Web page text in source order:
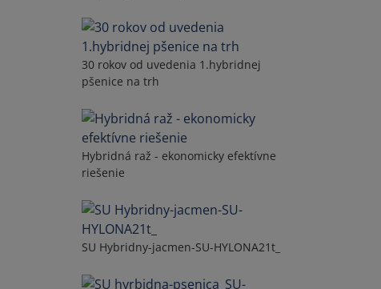
30 rokov od uvedenia 1.hybridnej
pšenice na trh
Hybridná raž - ekonomicky efektívne
riešenie
SU Hybridny-jacmen-SU-HYLONA21t_